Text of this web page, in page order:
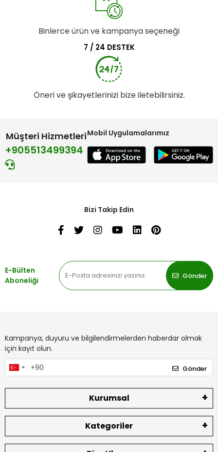
Binlerce ürün ve kampanya seçeneği
7 / 24 DESTEK
Öneri ve şikayetlerinizi bize iletebilirsiniz.
Müşteri Hizmetleri
+905513499394
Mobil Uygulamalarımız
Bizi Takip Edin
E-Bülten
Aboneliği
Gönder
Kampanya, duyuru ve bilgilendirmelerden haberdar olmak
için kayıt olun.
Gönder
Kurumsal
Kategoriler